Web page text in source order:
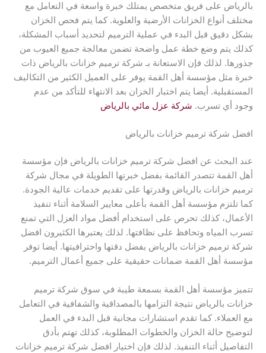
بالرياض على فريق متخصص يمتلك خبرة واسعة في التعامل مع
مختلف أنواع الخزانات الأرضية والعلوية. كما يتم فحص الخزان
بشكل دقيق قبل البدء في عملية الترميم لتحديد أسباب المشكلة،
كذلك يتم وضع خطة عمل واضحة تضمن معالجة جميع العيوب من
جذورها. لذلك فإن الاستعانة بـ شركة ترميم خزانات بالرياض ذات
خبرة مثل مؤسسة أهل القمة يوفر على العميل الكثير من التكاليف
المستقبلية. أيضا يتم اختبار الخزان بعد الانتهاء للتأكد من عدم
وجود أي تسرب. شركة عزل مائي بالرياض
افضل شركة ترميم خزانات بالرياض
عند البحث عن افضل شركة ترميم خزانات بالرياض فإن مؤسسة
أهل القمة تتصدر القائمة بفضل خبرتها الطويلة في مجال شركة
ترميم خزانات بالرياض وقدرتها على تقديم خدمات عالية الجودة.
كما تلتزم مؤسسة أهل القمة بأعلى معايير السلامة أثناء تنفيذ
الأعمال، كذلك تحرص على استخدام أفضل مواد العزل التي تمنع
تسرب المياه وتحافظ على نظافتها. لذلك يعتبرها الكثيرون افضل
شركة ترميم خزانات بالرياض بفضل دقتها واحترافيتها. أيضا توفر
مؤسسة أهل القمة ضمانات حقيقية على جميع أعمال الترميم.
تتميز مؤسسة أهل القمة بسمعة طيبة في سوق شركة ترميم
خزانات بالرياض نتيجة التزامها بالمصداقية والشفافية في التعامل
مع العملاء. كما تقدم استشارات مجانية قبل البدء في العمل
لتوضيح حالة الخزان والخطوات المطلوبة، كذلك تهتم بأدق
التفاصيل أثناء التنفيذ. لذلك فإن اختيار افضل شركة ترميم خزانات